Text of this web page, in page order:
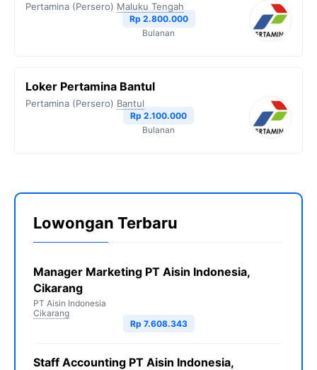
Pertamina (Persero) Maluku Tengah
Rp 2.800.000
Bulanan
Loker Pertamina Bantul
Pertamina (Persero) Bantul
Rp 2.100.000
Bulanan
Lowongan Terbaru
Manager Marketing PT Aisin Indonesia,
Cikarang
PT Aisin Indonesia
Cikarang
Rp 7.608.343
Staff Accounting PT Aisin Indonesia,